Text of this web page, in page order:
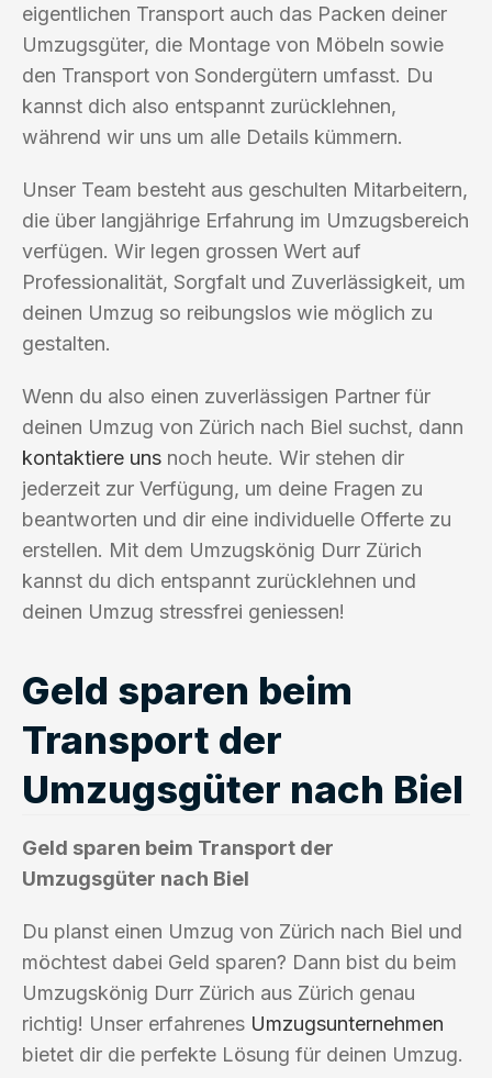
eigentlichen Transport auch das Packen deiner
Umzugsgüter, die Montage von Möbeln sowie
den Transport von Sondergütern umfasst. Du
kannst dich also entspannt zurücklehnen,
während wir uns um alle Details kümmern.
Unser Team besteht aus geschulten Mitarbeitern,
die über langjährige Erfahrung im Umzugsbereich
verfügen. Wir legen grossen Wert auf
Professionalität, Sorgfalt und Zuverlässigkeit, um
deinen Umzug so reibungslos wie möglich zu
gestalten.
Wenn du also einen zuverlässigen Partner für
deinen Umzug von Zürich nach Biel suchst, dann
kontaktiere uns noch heute. Wir stehen dir
jederzeit zur Verfügung, um deine Fragen zu
beantworten und dir eine individuelle Offerte zu
erstellen. Mit dem Umzugskönig Durr Zürich
kannst du dich entspannt zurücklehnen und
deinen Umzug stressfrei geniessen!
Geld sparen beim
Transport der
Umzugsgüter nach Biel
Geld sparen beim Transport der
Umzugsgüter nach Biel
Du planst einen Umzug von Zürich nach Biel und
möchtest dabei Geld sparen? Dann bist du beim
Umzugskönig Durr Zürich aus Zürich genau
richtig! Unser erfahrenes Umzugsunternehmen
bietet dir die perfekte Lösung für deinen Umzug.